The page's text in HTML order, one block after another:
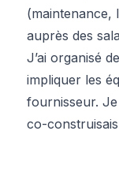
(maintenance,
auprès des
J’ai organisé
impliquer les
fournisseur. Je
co-